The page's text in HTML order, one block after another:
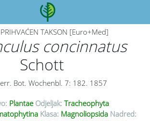
PRIHVAĆEN TAKSON [Euro+Med]
concinnatus
Schott
Bot. Wochenbl. 7: 182. 1857
Plantae Odjeljak: Tracheophyta
Klasa: Magnoliopsida Nadred: